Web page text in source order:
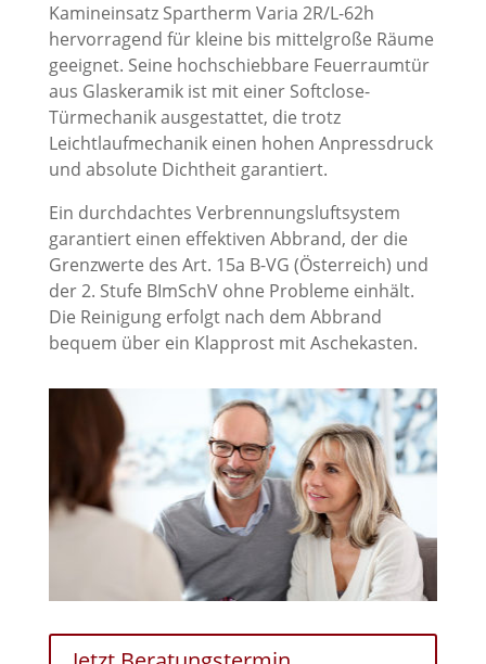
Kamineinsatz Spartherm Varia 2R/L-62h
hervorragend für kleine bis mittelgroße Räume
geeignet. Seine hochschiebbare Feuerraumtür
aus Glaskeramik ist mit einer Softclose-
Türmechanik ausgestattet, die trotz
Leichtlaufmechanik einen hohen Anpressdruck
und absolute Dichtheit garantiert.
Ein durchdachtes Verbrennungsluftsystem
garantiert einen effektiven Abbrand, der die
Grenzwerte des Art. 15a B-VG (Österreich) und
der 2. Stufe BImSchV ohne Probleme einhält.
Die Reinigung erfolgt nach dem Abbrand
bequem über ein Klapprost mit Aschekasten.